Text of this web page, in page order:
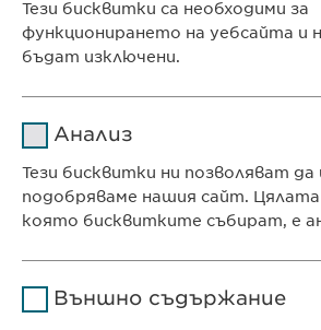
СЪБИТИЕТО
Ewopharma Ltd
ул. „8-ми
Тези бисквитки са необходими за
функционирането на уебсайта и
бъдат изключени.
Продължителност 1 година
Цел
Анализ
Тези бисквитки ни позволяват да
подобряваме нашия сайт.
която бисквитките събират, е
Външно съдържание